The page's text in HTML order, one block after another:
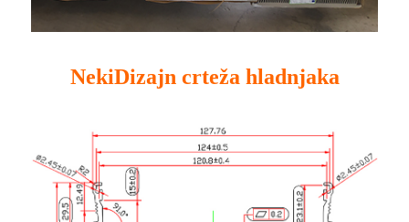
NekiDizajn crteža hladnjaka